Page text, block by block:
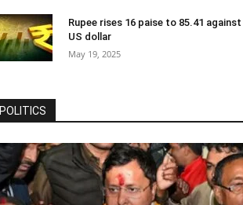
Rupee rises 16 paise to 85.41 against
US dollar
May 19, 2025
POLITICS